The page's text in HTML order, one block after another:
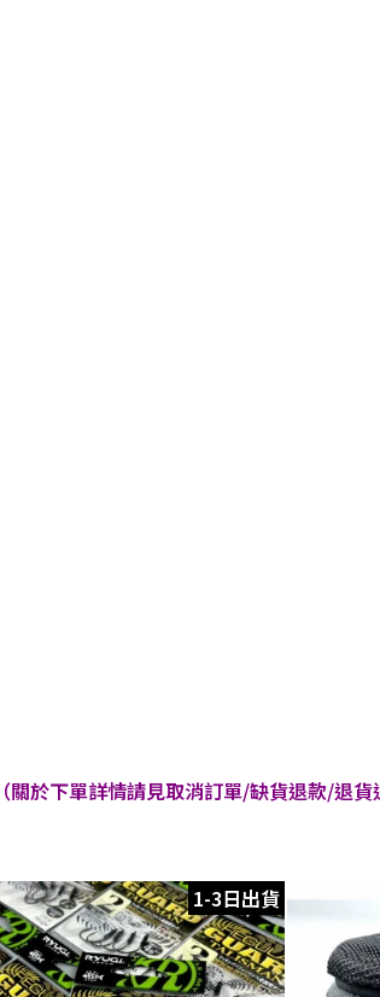
（關於下單詳情請見取消訂單/缺貨退款/退貨
1-3日出貨